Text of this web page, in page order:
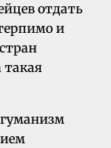
отдать
и
такая